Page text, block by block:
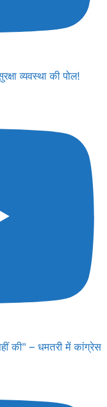
व्यवस्था की पोल!
की" – धमतरी में कांग्रेस